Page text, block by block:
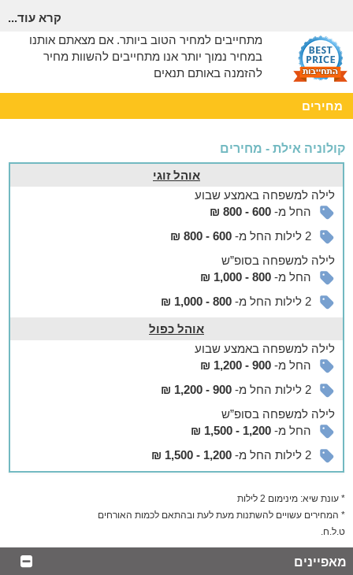
מסעדה איכותית מול מפרץ אילת
במתחם בר- מסעדה המשקיף אל הנוף הקסום של המפרץ ובו
מוגשת ארוחת הבוקר העשירה הכלולה באירוח. תוכלו ליהנות
מתפריט מגוון של אוכל ואלכוהול בתשלום נוסף.
אורחי קולוניה נהנים מהנחה במועדון הצלילה הייחודי שנמצא
בקרבת המתחם ומציע פעילויות ימיות וקורסי צלילה ברמות שונות.
ישנן הסעות לאתרי הצלילה וציוד ברמה גבוהה.
קרא עוד...
מתחייבים למחיר הטוב ביותר. אם מצאתם אותנו
במחיר נמוך יותר אנו מתחייבים להשוות מחיר
להזמנה באותם תנאים
מחירים
קולוניה אילת - מחירים
אוהל זוגי
לילהלמשפחה באמצע שבוע
החל מ-600 - 800 ₪
2 לילות החל מ-
600 - 800 ₪
לילהלמשפחה בסופ”ש
החל מ-800 - 1,000 ₪
2 לילות החל מ-
800 - 1,000 ₪
אוהל כפול
לילהלמשפחה באמצע שבוע
החל מ-900 - 1,200 ₪
2 לילות החל מ-
900 - 1,200 ₪
לילהלמשפחה בסופ”ש
החל מ-1,200 - 1,500 ₪
2 לילות החל מ-
1,200 - 1,500 ₪
* עונת שיא: מינימום 2 לילות
* המחירים עשויים להשתנות מעת לעת ובהתאם לכמות האורחים
ט.ל.ח.
מאפיינים